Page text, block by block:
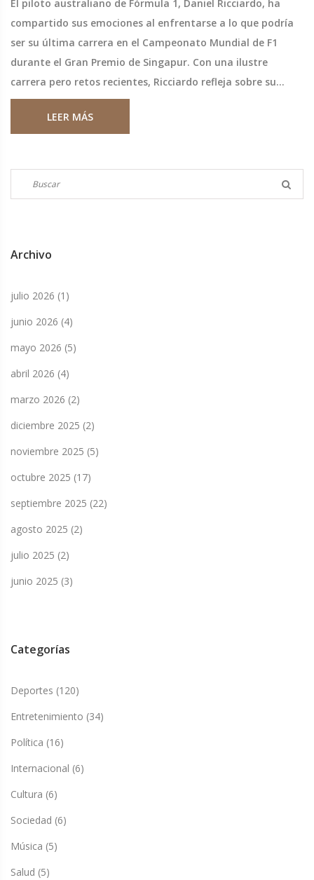
El piloto australiano de Fórmula 1, Daniel Ricciardo, ha
compartido sus emociones al enfrentarse a lo que podría
ser su última carrera en el Campeonato Mundial de F1
durante el Gran Premio de Singapur. Con una ilustre
carrera pero retos recientes, Ricciardo refleja sobre su
presente y futuro en el deporte, dejando una marca
indeleble en F1.
LEER MÁS
Archivo
julio 2026 (1)
junio 2026 (4)
mayo 2026 (5)
abril 2026 (4)
marzo 2026 (2)
diciembre 2025 (2)
noviembre 2025 (5)
octubre 2025 (17)
septiembre 2025 (22)
agosto 2025 (2)
julio 2025 (2)
junio 2025 (3)
Categorías
Deportes (120)
Entretenimiento (34)
Política (16)
Internacional (6)
Cultura (6)
Sociedad (6)
Música (5)
Salud (5)